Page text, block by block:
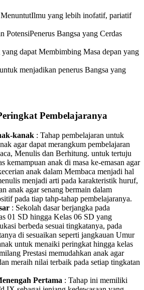
yang lebih inofatif, pariatif
PotensiPenerus Bangsa yang Cerdas
dapat Membimbing Masa depan yang
menjadikan penerus Bangsa yang
Pembelajaranya
kanak : Tahap pembelajaran untuk
agar dapat merangkum pembelajaran
Menulis dan Berhitung. untuk tertuju
kemampuan anak di masa ke-emasan agar
anak dalam Membaca menjadi hal
menjadi arti pada karakteristik huruf,
anak agar senang bermain dalam
pada tiap tahp-tahap pembelajaranya.
: Sekolah dasar berjangka pada
01 SD hingga Kelas 06 SD yang
berbeda sesuai tingkatanya, pada
di sesuaikan seperti jangkauan Umur
untuk menaiki peringkat hingga kelas
Prestasi memudahkan anak agar
meraih nilai terbaik pada setiap tingkatan
Pertama : Tahap ini memiliki